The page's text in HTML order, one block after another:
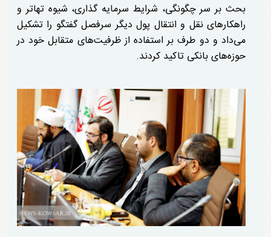
بحث بر سر چگونگی، شرایط سرمایه گذاری، شیوه تهاتر و
راهکار‌های نقل و انتقال پول دیگر سرفصل گفتگو را تشکیل
می‌داد و دو طرف بر استفاده از ظرفیت‌های متقابل خود در
حوزه‌های بانکی تاکید کردند.